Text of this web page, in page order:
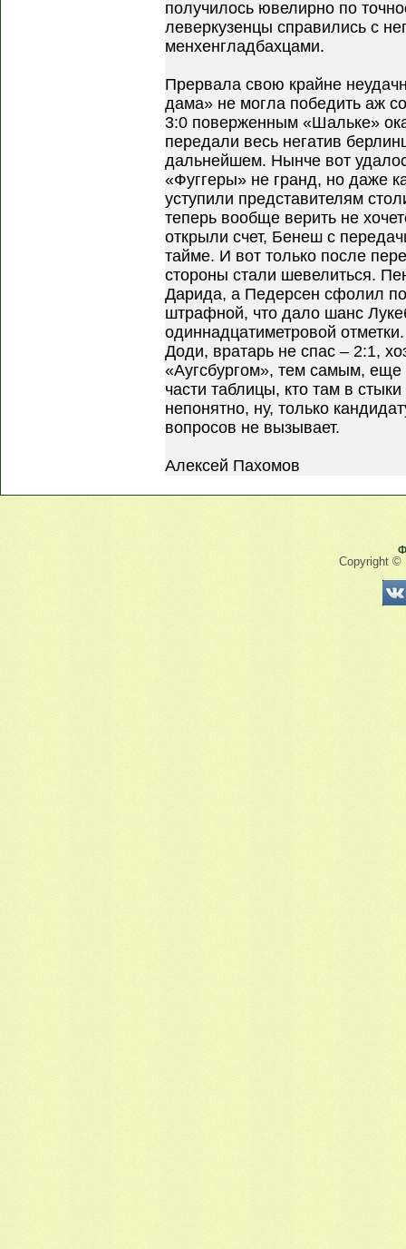
получилось ювелирно по
леверкузенцы справились с
менхенгладбахцами.
Прервала свою крайне
дама» не могла победить аж
3:0 поверженным «Шальке»
передали весь негатив
дальнейшем. Нынче вот
«Фуггеры» не гранд, но даже
уступили представителям
теперь вообще верить не
открыли счет, Бенеш с
тайме. И вот только после
стороны стали шевелиться.
Дарида, а Педерсен сфолил
штрафной, что дало шанс
одиннадцатиметровой
Доди, вратарь не спас – 2:1,
«Аугсбургом», тем самым,
части таблицы, кто там в
непонятно, ну, только
вопросов не вызывает.
Алексей Пахомов
Copyright ©